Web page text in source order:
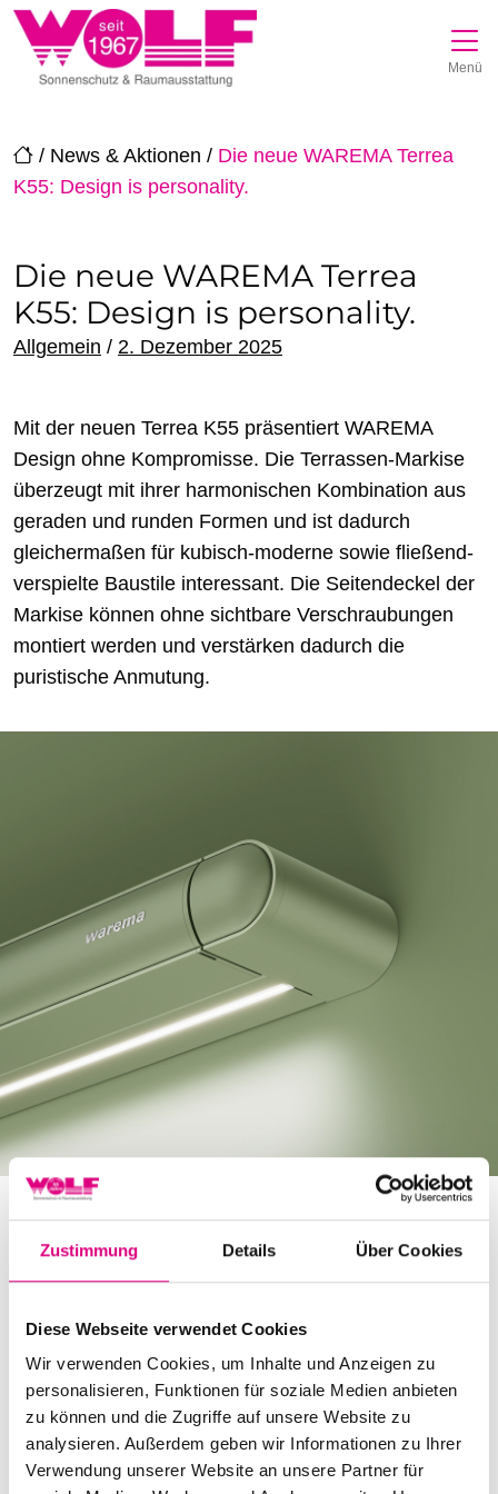
Zustimmung Details Über Cookies
Diese Webseite verwendet Cookies
Wir verwenden Cookies, um Inhalte und Anzeigen zu
personalisieren, Funktionen für soziale Medien anbieten
zu können und die Zugriffe auf unsere Website zu
analysieren. Außerdem geben wir Informationen zu Ihrer
Verwendung unserer Website an unsere Partner für
zur Top-Navigation
zur Hauptnavigation
Inhalt springen
zum Footer
Hauptnavigation Menü
/ News & Aktionen / Die neue WAREMA Terrea
K55: Design is personality.
Die neue WAREMA Terrea
K55: Design is personality.
Allgemein / Posted on
2. Dezember 2025
Mit der neuen Terrea K55 präsentiert WAREMA
Design ohne Kompromisse. Die Terrassen-Markise
überzeugt mit ihrer harmonischen Kombination aus
geraden und runden Formen und ist dadurch
gleichermaßen für kubisch-moderne sowie fließend-
verspielte Baustile interessant. Die Seitendeckel der
Markise können ohne sichtbare Verschraubungen
montiert werden und verstärken dadurch die
puristische Anmutung.
Ein weiteres Highlight:Auf Wunsch ermöglichen
zwei voneinander unabhängige integrierte, dimmbare
LED-Streifen eine Beleuchtung der Terrasse im
offenen und geschlossenen Zustand – direktes oder
Weitere hochwertige Features runden die K55 ab:
Das optionale Volant-Rollo gewährleistet
Privatsphäre und Blendschutz, während der Design
Heizstrahler für gemütliche Abendstunden sorgt.